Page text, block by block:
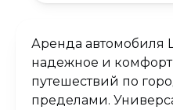
Аренда автомобиля
надежное и
путешествий по
пределами.